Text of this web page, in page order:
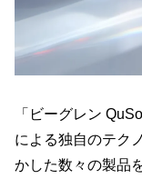
「ビーグレン
による独自のテク
かした数々の製品